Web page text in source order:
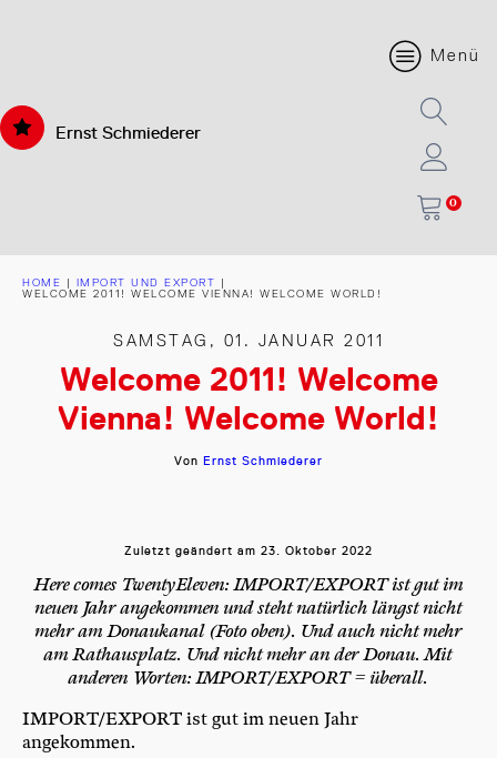
Ernst Schmiederer
Menü
0
HOME | IMPORT UND EXPORT |
WELCOME 2011! WELCOME VIENNA! WELCOME WORLD!
SAMSTAG, 01. JANUAR 2011
Welcome 2011! Welcome
Vienna! Welcome World!
Von Ernst Schmiederer
Zuletzt geändert am 23. Oktober 2022
Here comes TwentyEleven: IMPORT/EXPORT ist gut im
neuen Jahr angekommen und steht natürlich längst nicht
mehr am Donaukanal (Foto oben). Und auch nicht mehr
am Rathausplatz. Und nicht mehr an der Donau. Mit
anderen Worten: IMPORT/EXPORT = überall.
IMPORT/EXPORT ist gut im neu­en Jahr
angekommen.